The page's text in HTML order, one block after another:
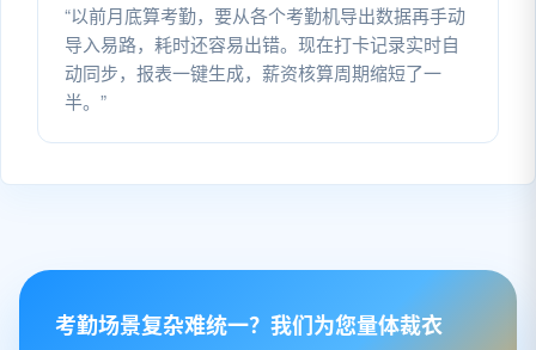
“以前月底算考勤，要从各个考勤机导出数据再手动
导入易路，耗时还容易出错。现在打卡记录实时自
动同步，报表一键生成，薪资核算周期缩短了一
半。”
考勤场景复杂难统一？我们为您量体裁衣